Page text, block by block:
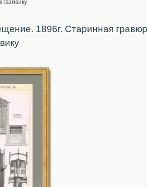
1896г. Старинная